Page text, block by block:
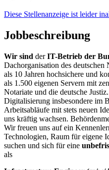
Diese Stellenanzeige ist leider
Jobbeschreibung
Wir sind derIT-Betrieb der
Dachorganisation des
als 10 Jahren hochsichere und
als 1.500 eigenen Servern mit
Notariate und die deutsche
Digitalisierung insbesondere im
Arbeitsabläufe mit stets neuen
uns kräftig wachsen.
Wir freuen uns auf ein
Technologien, Raum für eigene
suchen und sich für eine
als